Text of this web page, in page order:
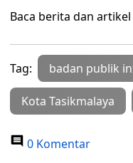
Baca berita dan
Tag: badan publik
Kota Tasikmalaya
0 Komentar